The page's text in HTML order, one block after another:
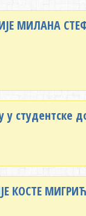
МИЛАНА
у студентске
КОСТЕ